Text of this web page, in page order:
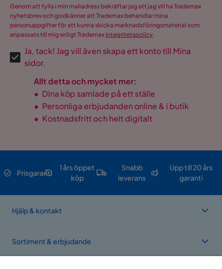
Genom att fylla i min mailadress bekräftar jag att jag vill ha Trademax
nyhetsbrev och godkänner att Trademax behandlar mina
personuppgifter för att kunna skicka marknadsföringsmaterial som
anpassats till mig enligt Trademax Integritetspolicy.
Ja, tack! Jag vill även skapa ett konto till Mina
sidor.
Allt detta och mycket mer:
• Dina köp samlade på ett ställe
• Personliga erbjudanden online & i butik
• Kostnadsfritt och helt digitalt
Prisgaranti
1 års öppet
köp
Snabb
leverans
Upp till 20 års
garanti
Hjälp & kontakt
Sortiment & erbjudande